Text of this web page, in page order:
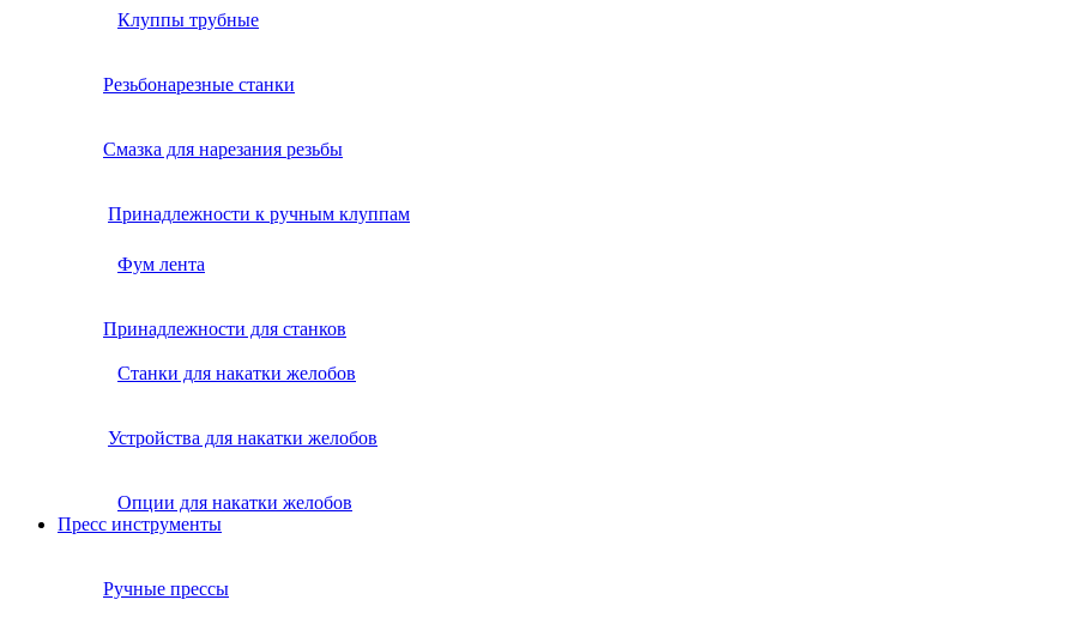
Клуппы трубные
Резьбонарезные станки
Смазка для нарезания резьбы
Принадлежности к ручным клуппам
Фум лента
Принадлежности для станков
Станки для накатки желобов
Устройства для накатки желобов
Опции для накатки желобов
Пресс инструменты
Ручные прессы